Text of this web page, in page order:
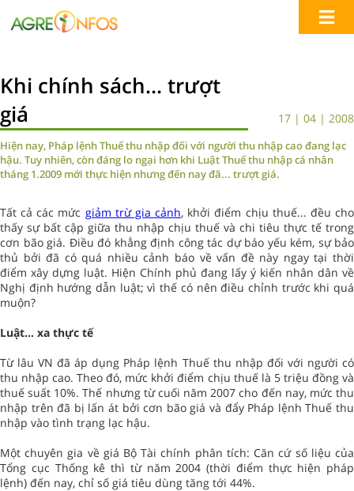
Khi chính sách... trượt
giá
17 | 04 | 2008
Hiện nay, Pháp lệnh Thuế thu nhập đối với người thu nhập cao đang lạc
hậu. Tuy nhiên, còn đáng lo ngại hơn khi Luật Thuế thu nhập cá nhân
tháng 1.2009 mới thực hiện nhưng đến nay đã... trượt giá.
Tất cả các mức giảm trừ gia cảnh, khởi điểm chịu thuế... đều cho
thấy sự bất cập giữa thu nhập chịu thuế và chi tiêu thực tế trong
cơn bão giá. Điều đó khẳng định công tác dự báo yếu kém, sự bảo
thủ bởi đã có quá nhiều cảnh báo về vấn đề này ngay tại thời
điểm xây dựng luật. Hiện Chính phủ đang lấy ý kiến nhân dân về
Nghị định hướng dẫn luật; vì thế có nên điều chỉnh trước khi quá
muộn?
Luật... xa thực tế
Từ lâu VN đã áp dụng Pháp lệnh Thuế thu nhập đối với người có
thu nhập cao. Theo đó, mức khởi điểm chịu thuế là 5 triệu đồng và
thuế suất 10%. Thế nhưng từ cuối năm 2007 cho đến nay, mức thu
nhập trên đã bị lấn át bởi cơn bão giá và đẩy Pháp lệnh Thuế thu
nhập vào tình trạng lạc hậu.
Một chuyên gia về giá Bộ Tài chính phân tích: Căn cứ số liệu của
Tổng cục Thống kê thì từ năm 2004 (thời điểm thực hiện pháp
lệnh) đến nay, chỉ số giá tiêu dùng tăng tới 44%.